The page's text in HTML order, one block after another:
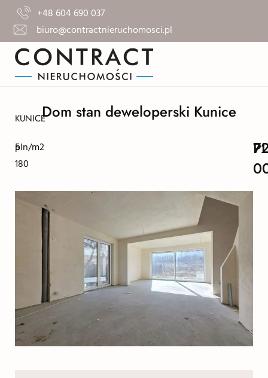
+48 604 690 037
biuro@contractnieruchomosci.pl
KUNICEDom stan deweloperski Kunice
5
180
pln/m2